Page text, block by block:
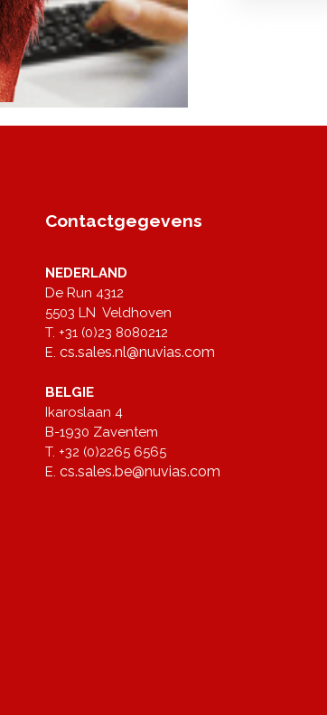
Contactgegevens
NEDERLAND
De Run 4312
5503 LN Veldhoven
T. +31 (0)23 8080212
E. cs.sales.nl@nuvias.com
BELGIE
Ikaroslaan 4
B-1930 Zaventem
T. +32 (0)2265 6565
E. cs.sales.be@nuvias.com